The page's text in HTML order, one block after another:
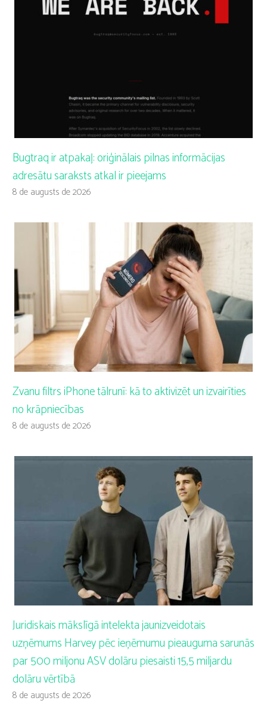
Bugtraq ir atpakaļ: oriģinālais pilnas informācijas
adresātu saraksts atkal ir pieejams
8 de augusts de 2026
Zvanu filtrs iPhone tālrunī: kā to aktivizēt un izvairīties
no krāpniecības
8 de augusts de 2026
Juridiskais mākslīgā intelekta jaunizveidotais
uzņēmums Harvey pēc ieņēmumu pieauguma sarunās
par 500 miljonu ASV dolāru piesaisti 15,5 miljardu
dolāru vērtībā
8 de augusts de 2026